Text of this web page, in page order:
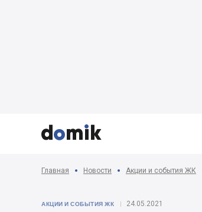



Главная Новости Акции и события ЖК
АКЦИИ И СОБЫТИЯ ЖК 24.05.2021